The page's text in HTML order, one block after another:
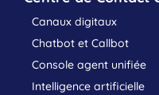
Canaux digitaux
Chatbot et Callbot
Console agent unifiée
Intelligence artificielle